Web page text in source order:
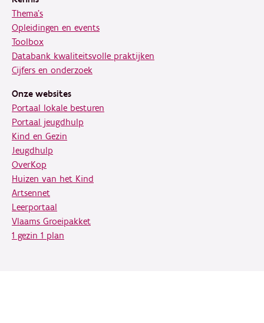
Thema's
Opleidingen en events
Toolbox
Databank kwaliteitsvolle praktijken
Cijfers en onderzoek
Onze websites
Portaal lokale besturen
Portaal jeugdhulp
Kind en Gezin
Jeugdhulp
OverKop
Huizen van het Kind
Artsennet
Leerportaal
Vlaams Groeipakket
1 gezin 1 plan